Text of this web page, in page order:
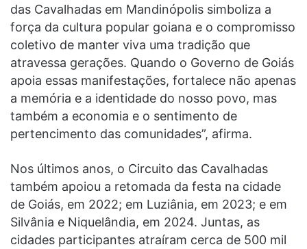
das Cavalhadas em Mandinópolis simboliza a
força da cultura popular goiana e o compromisso
coletivo de manter viva uma tradição que
atravessa gerações. Quando o Governo de Goiás
apoia essas manifestações, fortalece não apenas
a memória e a identidade do nosso povo, mas
também a economia e o sentimento de
pertencimento das comunidades”, afirma.
Nos últimos anos, o Circuito das Cavalhadas
também apoiou a retomada da festa na cidade
de Goiás, em 2022; em Luziânia, em 2023; e em
Silvânia e Niquelândia, em 2024. Juntas, as
cidades participantes atraíram cerca de 500 mil